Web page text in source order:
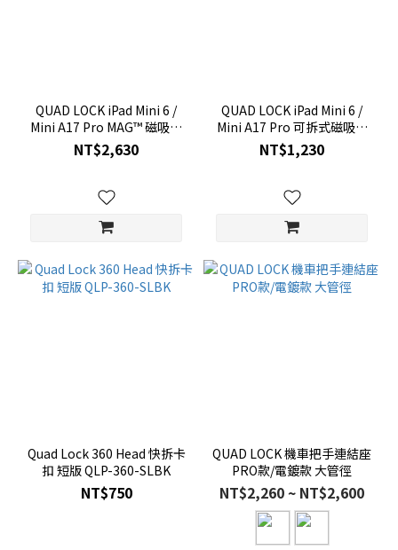
QUAD LOCK iPad Mini 6 /
Mini A17 Pro MAG™ 磁吸防
摔殼 QMC-IPD6
NT$2,630
QUAD LOCK iPad Mini 6 /
Mini A17 Pro 可拆式磁吸保
護翻蓋 QLF-IPD6
NT$1,230
Quad Lock 360 Head 快拆卡
扣 短版 QLP-360-SLBK
NT$750
QUAD LOCK 機車把手連結座
PRO款/電鍍款 大管徑
NT$2,260 ~ NT$2,600